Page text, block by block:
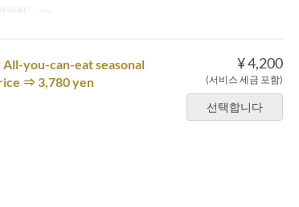
제한 ~ 10
¥ 4,200
(서비스 세금 포함)
선택합니다
you-can-eat seasonal
⇒ 3,780 yen